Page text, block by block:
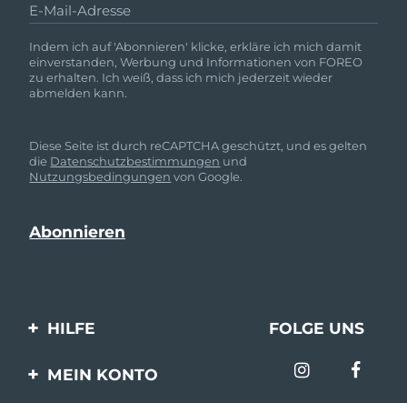
E-Mail-Adresse
Indem ich auf 'Abonnieren' klicke, erkläre ich mich damit
einverstanden, Werbung und Informationen von FOREO
zu erhalten. Ich weiß, dass ich mich jederzeit wieder
abmelden kann.
Diese Seite ist durch reCAPTCHA geschützt, und es gelten
die Datenschutzbestimmungen und
Nutzungsbedingungen von Google.
HILFE
Kontaktiere uns
FOLGE UNS
MEIN KONTO